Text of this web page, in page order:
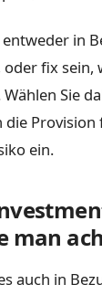
in
fix sein,
Sie
die
ein.
man
auch in